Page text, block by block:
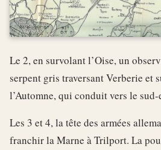
Le 2, en survolant l’Oise, un
serpent gris traversant Verberie et
l’Automne, qui conduit vers le sud-
Les 3 et 4, la tête des armées
franchir la Marne à Trilport. La